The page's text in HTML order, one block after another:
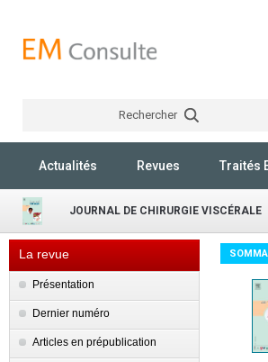
Rechercher
Actualités Revues Traités
JOURNAL DE CHIRURGIE VISCÉRALE
La revue
Présentation
Dernier numéro
Articles en prépublication